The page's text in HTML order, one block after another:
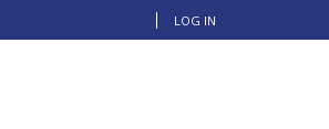
LOG IN